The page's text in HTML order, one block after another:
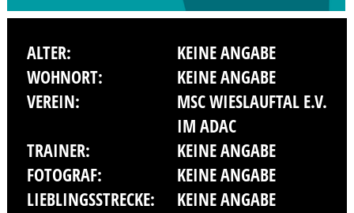
ALTER:
KEINE ANGABE
WOHNORT:
KEINE ANGABE
VEREIN:
MSC WIESLAUFTAL E.V.
IM ADAC
TRAINER:
KEINE ANGABE
FOTOGRAF:
KEINE ANGABE
LIEBLINGSSTRECKE:
KEINE ANGABE